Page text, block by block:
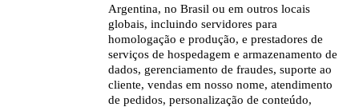
Argentina, no Brasil ou em outros locais
globais, incluindo servidores para
homologação e produção, e prestadores de
serviços de hospedagem e armazenamento de
dados, gerenciamento de fraudes, suporte ao
cliente, vendas em nosso nome, atendimento
de pedidos, personalização de conteúdo,